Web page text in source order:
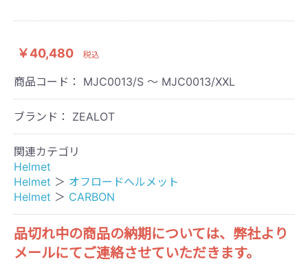
￥40,480 税込
商品コード： MJC0013/S ～ MJC0013/XXL
ブランド： ZEALOT
関連カテゴリ
Helmet
Helmet ＞ オフロードヘルメット
Helmet ＞ CARBON
品切れ中の商品の納期については、弊社より
メールにてご連絡させていただきます。